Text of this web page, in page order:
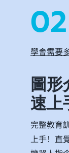
02
學會需要
圖形
速上
完整教育
上手！直